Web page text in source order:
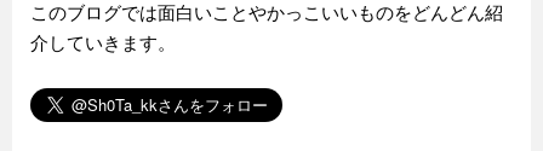
このブログでは面白いことやかっこいいものをどんどん紹
介していきます。